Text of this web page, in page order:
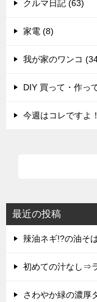
クルマ日記 (63)
家電 (8)
我が家のワンコ
DIY 買って・作っ
今週はコレですよ
最近の投稿
辣油ネギ!?の油そ
初めての汁なし⇒
さわやか緑の濃厚